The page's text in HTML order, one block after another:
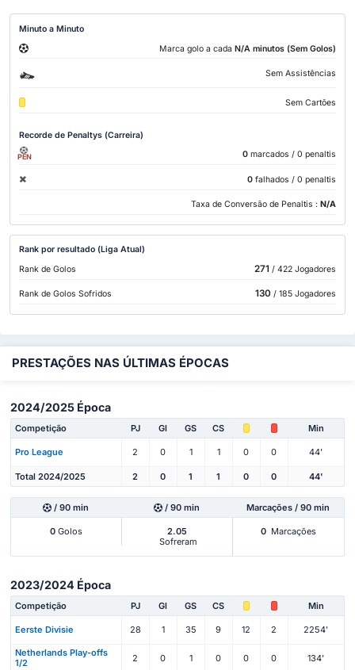
Minuto a Minuto
Marca golo a cada N/A minutos (Sem Golos)
Sem Assistências
Sem Cartões
Recorde de Penaltys (Carreira)
PEN 0 marcados / 0 penaltis
0 falhados / 0 penaltis
Taxa de Conversão de Penaltis : N/A
Rank por resultado (Liga Atual)
Rank de Golos
271 / 422 Jogadores
Rank de Golos Sofridos 130 / 185 Jogadores
PRESTAÇÕES NAS ÚLTIMAS ÉPOCAS
2024/2025 Época
Competição PJ Gl GS CS Min
Pro League 2 0 1 1 0 0 44'
Total 2024/2025 2 0 1 1 0 0 44'
/ 90 min / 90 min Marcações / 90 min
0Golos
2.05
Sofreram
0 Marcações
2023/2024 Época
Competição PJ Gl GS CS Min
Eerste Divisie 28 1 35 9 12 2 2254'
Netherlands Play-offs
1/2
2 0 1 0 0 0 134'